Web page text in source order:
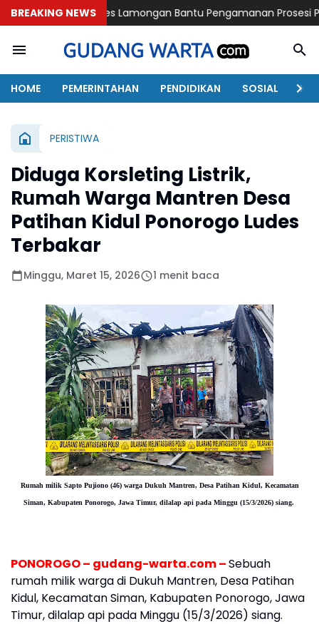
BREAKING NEWS
Lamongan Bantu Pengamanan Prosesi Pemakaman
HOME PEMERINTAHAN PENDIDIKAN SOSIAL
PERISTIWA
Diduga Korsleting Listrik,
Rumah Warga Mantren Desa
Patihan Kidul Ponorogo Ludes
Terbakar
Minggu, Maret 15, 2026 1 menit baca
Rumah milik Sapto Pujiono (46) warga Dukuh Mantren, Desa Patihan Kidul, Kecamatan
Siman, Kabupaten Ponorogo, Jawa Timur, dilalap api pada Minggu (15/3/2026) siang.
PONOROGO – gudang-warta.com –Sebuah
rumah milik warga di Dukuh Mantren, Desa Patihan
Kidul, Kecamatan Siman, Kabupaten Ponorogo, Jawa
Timur, dilalap api pada Minggu (15/3/2026) siang.